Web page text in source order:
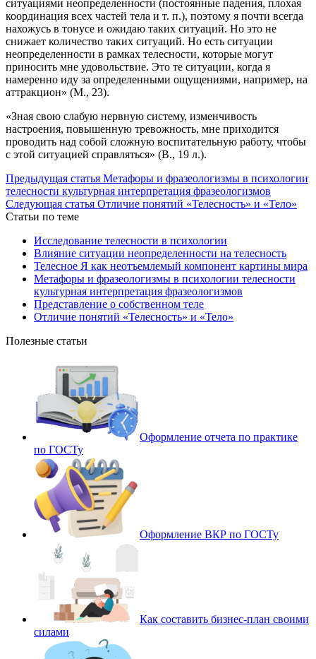
ситуациями неопределенности (постоянные падения, плохая
координация всех частей тела и т. п.), поэтому я почти всегда
нахожусь в тонусе и ожидаю таких ситуаций. Но это не
снижает количество таких ситуаций. Но есть ситуации
неопределенности в рамках телесности, которые могут
приносить мне удовольствие. Это те ситуации, когда я
намеренно иду за определенными ощущениями, например, на
аттракцион» (М., 23).
«Зная свою слабую нервную систему, изменчивость
настроения, повышенную тревожность, мне приходится
проводить над собой сложную воспитательную работу, чтобы
с этой ситуацией справляться» (В., 19 л.).
Предыдущая статья Метафоры и фразеологизмы в психологии
телесности культурная интерпретация фразеологизмов
Следующая статья Отличие понятий «Телесность» и «Тело»
Статьи по теме
Исследование телесности в психологии
Влияние ситуации неопределенности на телесность
Телесное Я как неотъемлемый компонент картины мира
Метафоры и фразеологизмы в психологии телесности
культурная интерпретация фразеологизмов
Представление о собственном теле
Отличие понятий «Телесность» и «Тело»
Полезные статьи
Оформление отчета по практике
по ГОСТу
Оформление ВКР по ГОСТу
Как составить бизнес-план своими
силами